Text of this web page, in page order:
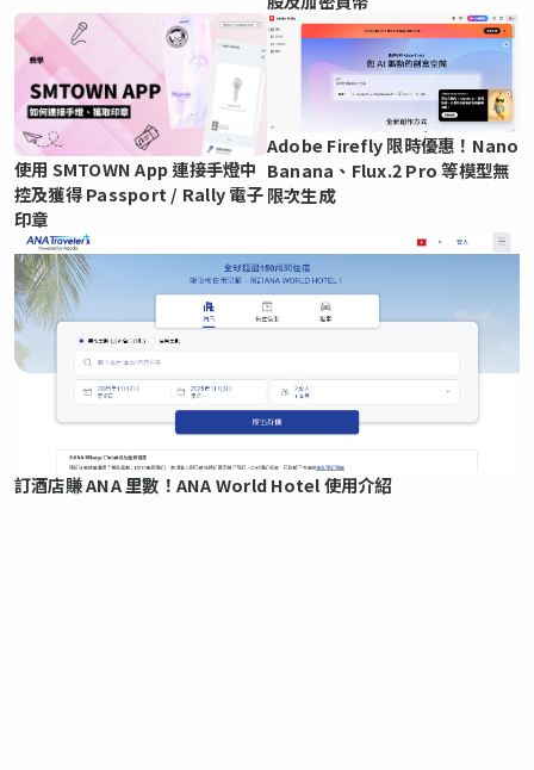
使用 SMTOWN App 連接手燈中
控及獲得 Passport / Rally 電子
印章
Adobe Firefly 限時優惠！Nano
Banana、Flux.2 Pro 等模型無
限次生成
訂酒店賺 ANA 里數！ANA World Hotel 使用介紹